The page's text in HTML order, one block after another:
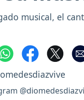
musical, el